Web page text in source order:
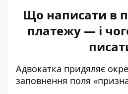
Що написати в
платежу — і
Адвокатка придяляє
заповнення поля